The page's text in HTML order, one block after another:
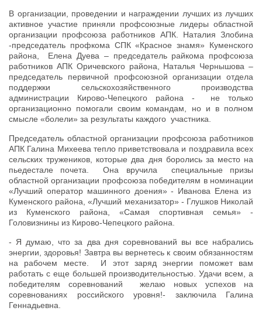
В организации, проведении и награждении лучших из лучших
активное участие приняли профсоюзные лидеры областной
организации профсоюза работников АПК. Наталия Злобина
-председатель профкома СПК «Красное знамя» Куменского
района, Елена Дуева – председатель райкома профсоюза
работников АПК Оричевского района, Наталья Чернышова –
председатель первичной профсоюзной организации отдела
поддержки сельскохозяйственного производства
администрации Кирово-Чепецкого района - не только
организационно помогали своим командам, но и в полном
смысле «болели» за результаты каждого участника.
Председатель областной организации профсоюза работников
АПК Галина Михеева тепло приветствовала и поздравила всех
сельских тружеников, которые два дня боролись за место на
пьедестале почета. Она вручила специальные призы
областной организации профсоюза победителям в номинации
«Лучший оператор машинного доения» - Иванова Елена из
Куменского района, «Лучший механизатор» - Глушков Николай
из Куменского района, «Самая спортивная семья» -
Головизнины из Кирово-Чепецкого района.
- Я думаю, что за два дня соревнований вы все набрались
энергии, здоровья! Завтра вы вернетесь к своим обязанностям
на рабочем месте. И этот заряд энергии поможет вам
работать с еще большей производительностью. Удачи всем, а
победителям соревнований желаю новых успехов на
соревнованиях российского уровня!- заключила Галина
Геннадьевна.